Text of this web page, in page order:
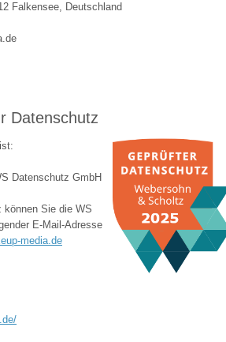
Falkensee, Deutschland
Datenschutz
Datenschutz GmbH
können Sie die WS
E-Mail-Adresse
media.de